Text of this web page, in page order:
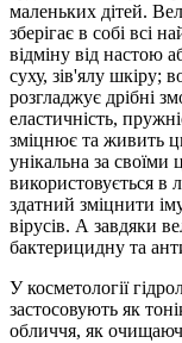
маленьких дітей.
зберігає в собі всі
відміну від настою
суху, зів'ялу шкіру;
розгладжує дрібні
еластичність,
зміцнює та живить
унікальна за
використовується в
здатний зміцнити
вірусів. А завдяки
бактерицидну та
У косметології
застосовують як
обличчя, як